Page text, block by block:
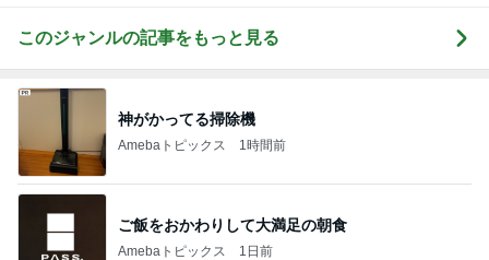
このジャンルの記事をもっと見る
神がかってる掃除機
Amebaトピックス 1時間前
ご飯をおかわりして大満足の朝食
Amebaトピックス 1日前